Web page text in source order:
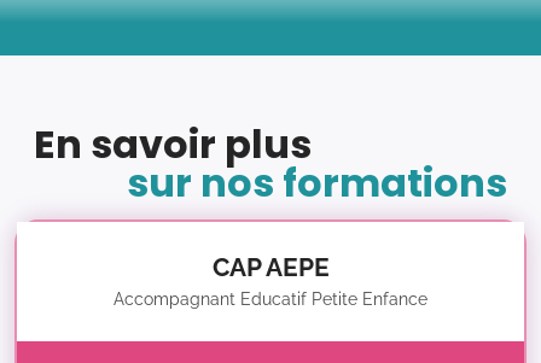
En savoir plus
sur nos formations
CAP AEPE
Accompagnant Educatif Petite Enfance